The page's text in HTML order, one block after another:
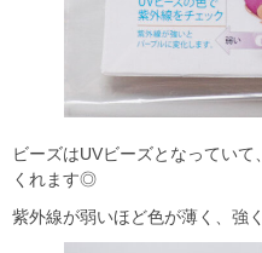
ビーズはUVビーズとなってい
くれます◎
紫外線が弱いほど色が薄く、強